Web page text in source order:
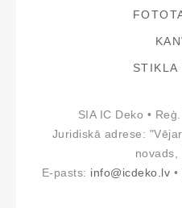
STIKLA
SIA IC Deko •
Juridiskā adrese:
novads,
E-pasts: info@icdeko.lv